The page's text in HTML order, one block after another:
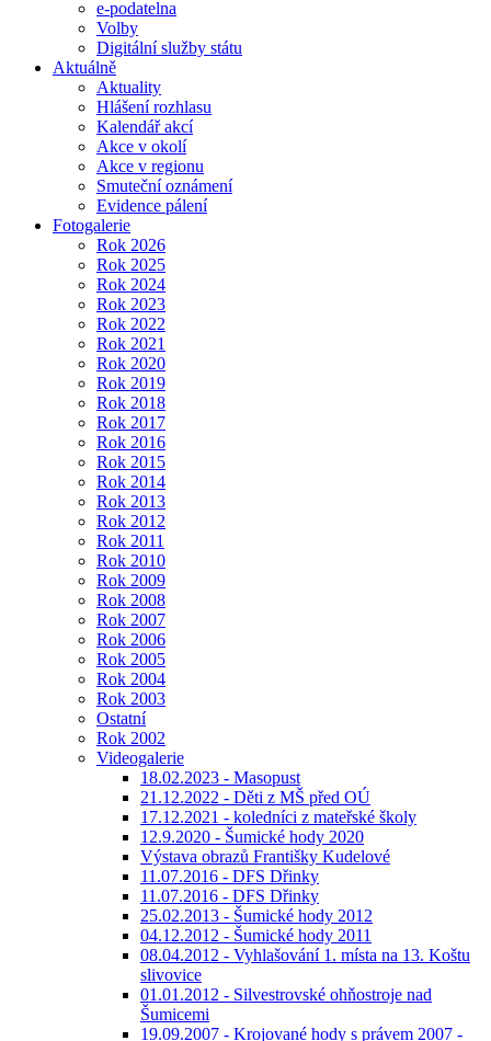
e-podatelna
Volby
Digitální služby státu
Aktuálně
Aktuality
Hlášení rozhlasu
Kalendář akcí
Akce v okolí
Akce v regionu
Smuteční oznámení
Evidence pálení
Fotogalerie
Rok 2026
Rok 2025
Rok 2024
Rok 2023
Rok 2022
Rok 2021
Rok 2020
Rok 2019
Rok 2018
Rok 2017
Rok 2016
Rok 2015
Rok 2014
Rok 2013
Rok 2012
Rok 2011
Rok 2010
Rok 2009
Rok 2008
Rok 2007
Rok 2006
Rok 2005
Rok 2004
Rok 2003
Ostatní
Rok 2002
Videogalerie
18.02.2023 - Masopust
21.12.2022 - Děti z MŠ před OÚ
17.12.2021 - koledníci z mateřské školy
12.9.2020 - Šumické hody 2020
Výstava obrazů Františky Kudelové
11.07.2016 - DFS Dřinky
11.07.2016 - DFS Dřinky
25.02.2013 - Šumické hody 2012
04.12.2012 - Šumické hody 2011
08.04.2012 - Vyhlašování 1. místa na 13. Koštu
slivovice
01.01.2012 - Silvestrovské ohňostroje nad
Šumicemi
19.09.2007 - Krojované hody s právem 2007 -